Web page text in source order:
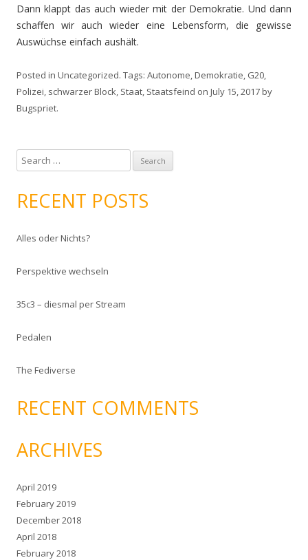
Dann klappt das auch wieder mit der Demokratie. Und dann
schaffen wir auch wieder eine Lebensform, die gewisse
Auswüchse einfach aushält.
Posted in Uncategorized. Tags: Autonome,Demokratie, G20,
Polizei, schwarzer Block, Staat, Staatsfeind on July 15, 2017by
Bugspriet.
e
r
h
o
:
RECENT POSTS
Alles oder Nichts?
Perspektive wechseln
35c3 – diesmal per Stream
Pedalen
The Fediverse
RECENT COMMENTS
ARCHIVES
April 2019
February 2019
December 2018
April 2018
February 2018